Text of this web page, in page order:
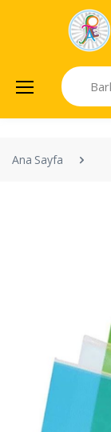
Ana Sayfa